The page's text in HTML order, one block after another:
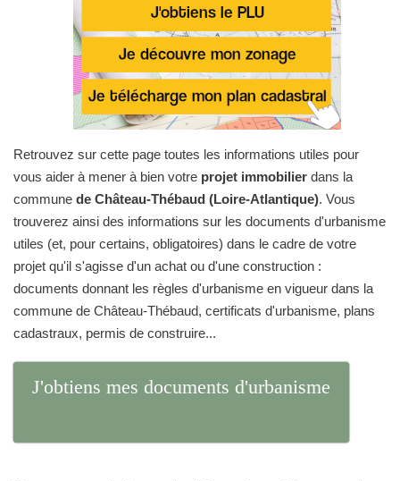
Retrouvez sur cette page toutes les informations utiles pour
vous aider à mener à bien votre projet immobilier dans la
commune de Château-Thébaud (Loire-Atlantique). Vous
trouverez ainsi des informations sur les documents d'urbanisme
utiles (et, pour certains, obligatoires) dans le cadre de votre
projet qu'il s'agisse d'un achat ou d'une construction :
documents donnant les règles d'urbanisme en vigueur dans la
commune de Château-Thébaud, certificats d'urbanisme, plans
cadastraux, permis de construire...
J'obtiens mes documents d'urbanisme